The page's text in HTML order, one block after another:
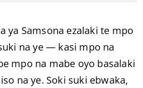
ya Samsona ezalaki te mpo
na ye — kasi mpo na
mpo na mabe oyo basalaki
na ye. Soki suki ebwaka,